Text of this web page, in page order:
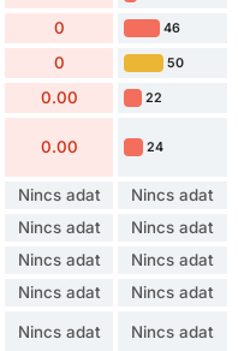
0 46
0 50
0.00 22
0.00 24
Nincs adat Nincs adat
Nincs adat Nincs adat
Nincs adat Nincs adat
Nincs adat Nincs adat
Nincs adat Nincs adat